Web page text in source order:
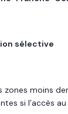
sélective
zones moins
si l’accès